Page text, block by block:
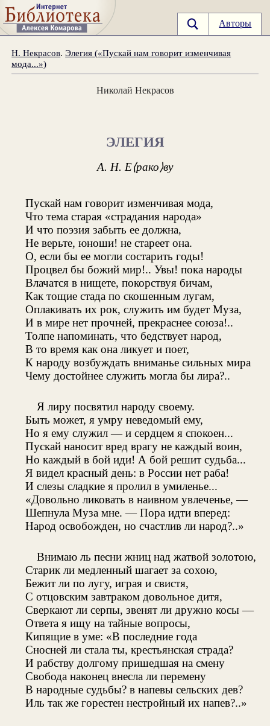
Авторы
Н. Некрасов.Элегия («Пускай нам говорит изменчивая
мода...»)
Николай Некрасов
ЭЛЕГИЯ
А. Н. Е⟨рако⟩ву
Пускай нам говорит изменчивая мода,
Что тема старая «страдания народа»
И что поэзия забыть ее должна,
Не верьте, юноши! не стареет она.
О, если бы ее могли состарить годы!
Процвел бы божий мир!.. Увы! пока народы
Влачатся в нищете, покорствуя бичам,
Как тощие стада по скошенным лугам,
Оплакивать их рок, служить им будет Муза,
И в мире нет прочней, прекраснее союза!..
Толпе напоминать, что бедствует народ,
В то время как она ликует и поет,
К народу возбуждать вниманье сильных мира
Чему достойнее служить могла бы лира?..
Я лиру посвятил народу своему.
Быть может, я умру неведомый ему,
Но я ему служил — и сердцем я спокоен...
Пускай наносит вред врагу не каждый воин,
Но каждый в бой иди! А бой решит судьба...
Я видел красный день: в России нет раба!
И слезы сладкие я пролил в умиленье...
«Довольно ликовать в наивном увлеченье, —
Шепнула Муза мне. — Пора идти вперед:
Народ освобожден, но счастлив ли народ?..»
Внимаю ль песни жниц над жатвой золотою,
Старик ли медленный шагает за сохою,
Бежит ли по лугу, играя и свистя,
С отцовским завтраком довольное дитя,
Сверкают ли серпы, звенят ли дружно косы —
Ответа я ищу на тайные вопросы,
Кипящие в уме: «В последние года
Сносней ли стала ты, крестьянская страда?
И рабству долгому пришедшая на смену
Свобода наконец внесла ли перемену
В народные судьбы? в напевы сельских дев?
Иль так же горестен нестройный их напев?..»